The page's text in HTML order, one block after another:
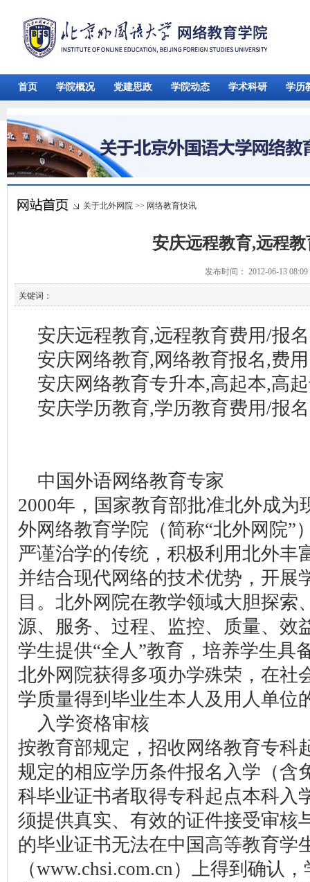
首页 学院概况 党建思政 学院动态 学术科研 学历
关于北外网院 >> 网络教育快讯
安庆远程教育,远程
发布时间： 2012-06-13
关键词：
安庆远程教育,远程教育费用/报名
安庆网络教育,网络教育报名,费
安庆网络教育专升本,高起本,高
安庆学历教育,学历教育费用/报
中国外语网络教育专家
2000年，国家教育部批准北外成
外网络教育学院（简称“北外网院”
严谨治学的传统，积极利用北外丰
并结合现代网络的技术优势，开展
目。北外网院在教学领域大胆探索
源、服务、过程、监控、质量、效
学生提供“全人”教育，培养学生具
北外网院获得多项办学殊荣，在社
学质量得到毕业生本人及用人单位
入学资格审核
按教育部规定，招收网络教育专科
规定的相应学历条件报名入学（含
科毕业证书者取得专科起点本科入
须提供真实、有效的证件接受审核
的毕业证书无法在中国高等教育学
（www.chsi.com.cn）上得到确认